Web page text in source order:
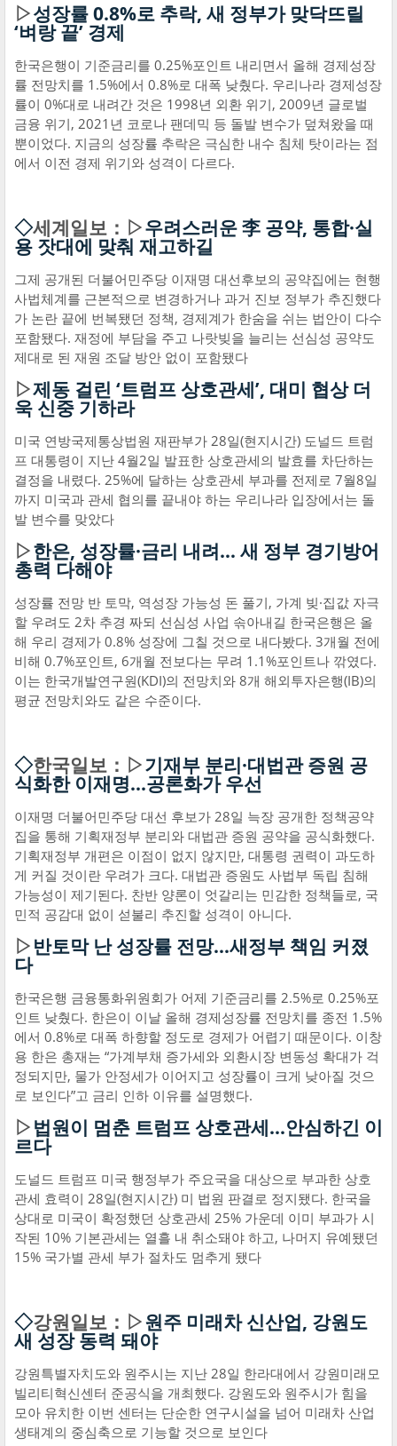
▷성장률 0.8%로 추락, 새 정부가 맞닥뜨릴
‘벼랑 끝’ 경제
한국은행이 기준금리를 0.25%포인트 내리면서 올해 경제성장
률 전망치를 1.5%에서 0.8%로 대폭 낮췄다. 우리나라 경제성장
률이 0%대로 내려간 것은 1998년 외환 위기, 2009년 글로벌
금융 위기, 2021년 코로나 팬데믹 등 돌발 변수가 덮쳐왔을 때
뿐이었다. 지금의 성장률 추락은 극심한 내수 침체 탓이라는 점
에서 이전 경제 위기와 성격이 다르다.
◇세계일보：▷우려스러운 李 공약, 통합·실
용 잣대에 맞춰 재고하길
그제 공개된 더불어민주당 이재명 대선후보의 공약집에는 현행
사법체계를 근본적으로 변경하거나 과거 진보 정부가 추진했다
가 논란 끝에 번복됐던 정책, 경제계가 한숨을 쉬는 법안이 다수
포함됐다. 재정에 부담을 주고 나랏빚을 늘리는 선심성 공약도
제대로 된 재원 조달 방안 없이 포함됐다
▷제동 걸린 ‘트럼프 상호관세’, 대미 협상 더
욱 신중 기하라
미국 연방국제통상법원 재판부가 28일(현지시간) 도널드 트럼
프 대통령이 지난 4월2일 발표한 상호관세의 발효를 차단하는
결정을 내렸다. 25%에 달하는 상호관세 부과를 전제로 7월8일
까지 미국과 관세 협의를 끝내야 하는 우리나라 입장에서는 돌
발 변수를 맞았다
▷한은, 성장률·금리 내려… 새 정부 경기방어
총력 다해야
성장률 전망 반 토막, 역성장 가능성 돈 풀기, 가계 빚·집값 자극
할 우려도 2차 추경 짜되 선심성 사업 솎아내길 한국은행은 올
해 우리 경제가 0.8% 성장에 그칠 것으로 내다봤다. 3개월 전에
비해 0.7%포인트, 6개월 전보다는 무려 1.1%포인트나 깎였다.
이는 한국개발연구원(KDI)의 전망치와 8개 해외투자은행(IB)의
평균 전망치와도 같은 수준이다.
◇한국일보：▷기재부 분리·대법관 증원 공
식화한 이재명...공론화가 우선
이재명 더불어민주당 대선 후보가 28일 늑장 공개한 정책공약
집을 통해 기획재정부 분리와 대법관 증원 공약을 공식화했다.
기획재정부 개편은 이점이 없지 않지만, 대통령 권력이 과도하
게 커질 것이란 우려가 크다. 대법관 증원도 사법부 독립 침해
가능성이 제기된다. 찬반 양론이 엇갈리는 민감한 정책들로, 국
민적 공감대 없이 섣불리 추진할 성격이 아니다.
▷반토막 난 성장률 전망...새정부 책임 커졌
다
한국은행 금융통화위원회가 어제 기준금리를 2.5%로 0.25%포
인트 낮췄다. 한은이 이날 올해 경제성장률 전망치를 종전 1.5%
에서 0.8%로 대폭 하향할 정도로 경제가 어렵기 때문이다. 이창
용 한은 총재는 “가계부채 증가세와 외환시장 변동성 확대가 걱
정되지만, 물가 안정세가 이어지고 성장률이 크게 낮아질 것으
로 보인다”고 금리 인하 이유를 설명했다.
▷법원이 멈춘 트럼프 상호관세...안심하긴 이
르다
도널드 트럼프 미국 행정부가 주요국을 대상으로 부과한 상호
관세 효력이 28일(현지시간) 미 법원 판결로 정지됐다. 한국을
상대로 미국이 확정했던 상호관세 25% 가운데 이미 부과가 시
작된 10% 기본관세는 열흘 내 취소돼야 하고, 나머지 유예됐던
15% 국가별 관세 부가 절차도 멈추게 됐다
◇강원일보：▷원주 미래차 신산업, 강원도
새 성장 동력 돼야
강원특별자치도와 원주시는 지난 28일 한라대에서 강원미래모
빌리티혁신센터 준공식을 개최했다. 강원도와 원주시가 힘을
모아 유치한 이번 센터는 단순한 연구시설을 넘어 미래차 산업
생태계의 중심축으로 기능할 것으로 보인다